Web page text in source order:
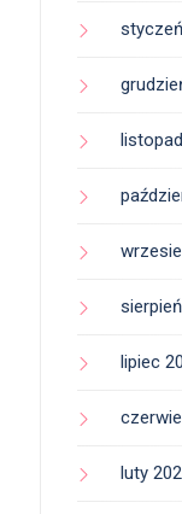
lipiec
luty